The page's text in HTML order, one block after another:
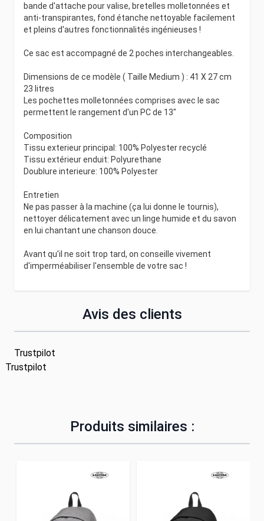
bande d'attache pour valise, bretelles molletonnées et
anti-transpirantes, fond étanche nettoyable facilement
et pleins d'autres fonctionnalités ingénieuses !
Ce sac est accompagné de 2 poches interchangeables.
Dimensions de ce modèle ( Taille Medium ) : 41 X 27 cm
23 litres
Les pochettes molletonnées comprises avec le sac
permettent le rangement d'un PC de 13"
Composition
Tissu exterieur principal: 100% Polyester recyclé
Tissu extérieur enduit: Polyurethane
Doublure interieure: 100% Polyester
Entretien
Ne pas passer à la machine (ça lui donne le tournis),
nettoyer délicatement avec un linge humide et du savon
en lui chantant une chanson douce.
Avant qu'il ne soit trop tard, on conseille vivement
d'imperméabiliser l'ensemble de votre sac !
Avis des clients
Trustpilot
Trustpilot
Produits similaires :